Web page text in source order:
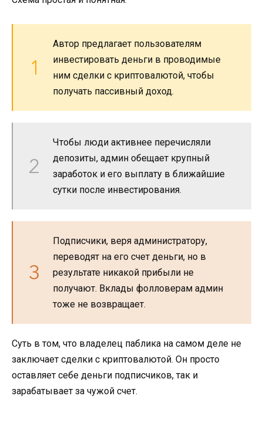
Автор предлагает пользователям
инвестировать деньги в проводимые
ним сделки с криптовалютой, чтобы
получать пассивный доход.
Чтобы люди активнее перечисляли
депозиты, админ обещает крупный
заработок и его выплату в ближайшие
сутки после инвестирования.
Подписчики, веря администратору,
переводят на его счет деньги, но в
результате никакой прибыли не
получают. Вклады фолловерам админ
тоже не возвращает.
Суть в том, что владелец паблика на самом деле не
заключает сделки с криптовалютой. Он просто
оставляет себе деньги подписчиков, так и
зарабатывает за чужой счет.